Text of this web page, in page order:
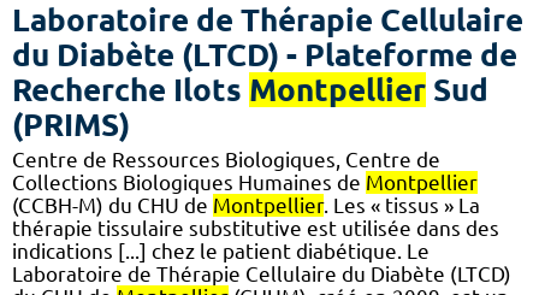
Laboratoire de Thérapie Cellulaire
du Diabète (LTCD) - Plateforme de
Recherche Ilots Montpellier Sud
(PRIMS)
Centre de Ressources Biologiques, Centre de
Collections Biologiques Humaines de Montpellier
(CCBH-M) du CHU de Montpellier. Les « tissus » La
thérapie tissulaire substitutive est utilisée dans des
indications [...] chez le patient diabétique. Le
Laboratoire de Thérapie Cellulaire du Diabète (LTCD)